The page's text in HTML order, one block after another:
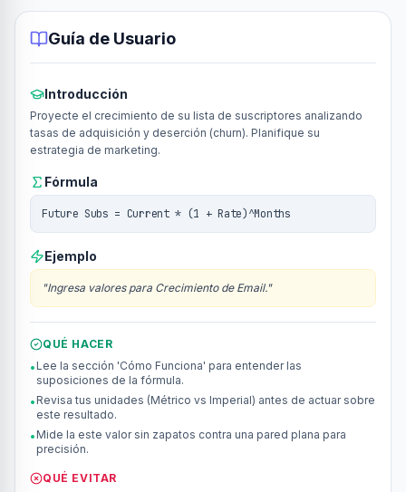
Guía de Usuario
Introducción
Proyecte el crecimiento de su lista de suscriptores analizando
tasas de adquisición y deserción (churn). Planifique su
estrategia de marketing.
Fórmula
Future Subs = Current * (1 + Rate)^Months
Ejemplo
"Ingresa valores para Crecimiento de Email."
QUÉ HACER
• Lee la sección 'Cómo Funciona' para entender las
suposiciones de la fórmula.
• Revisa tus unidades (Métrico vs Imperial) antes de actuar sobre
este resultado.
• Mide la este valor sin zapatos contra una pared plana para
precisión.
QUÉ EVITAR